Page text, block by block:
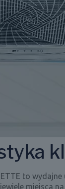
to
miejsca